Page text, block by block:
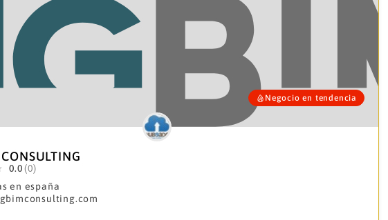
Negocio en tendencia
0.0 (0)
en españa